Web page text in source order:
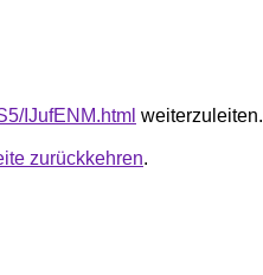
IJufENM.html weiterzuleiten.
zurückkehren.